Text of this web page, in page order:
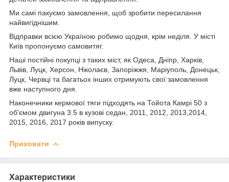
Ми самі пакуємо замовлення, щоб зробити пересилання
найвигіднішим.
Відправки всією Україною робимо щодня, крім неділя. У місті
Київ пропонуємо самовитяг.
Наші постійні покупці з таких міст, як Одеса, Дніпр, Харків,
Львів, Луцк, Херсон, Ніколаєв, Запоріжжя, Маріуполь, Донецьк,
Луцк, Червці та багатьох інших отримують свої замовлення
вже наступного дня.
Наконечники кермової тяги підходять на Тойота Камрі 50 з
об'ємом двигуна 3.5 в кузові седан, 2011, 2012, 2013,2014,
2015, 2016, 2017 років випуску.
Приховати
Характеристики